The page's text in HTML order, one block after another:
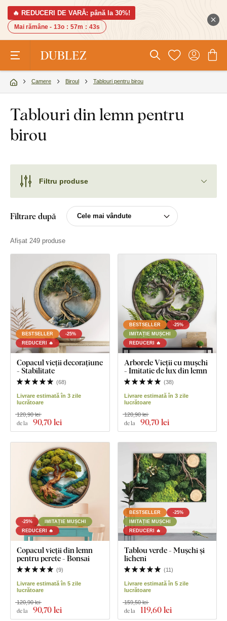
🔥 REDUCERI DE VARĂ: până la 30%!
Mai rămâne - 13o : 57m : 43s
Camere Biroul Tablouri pentru birou
Tablouri din lemn pentru
birou
Filtru produse
Filtrare după
Afișat 249 produse
BESTSELLER
-25%
REDUCERI 🔥
Copacul vieții decorațiune
- Stabilitate
(68)
Livrare estimată în 3 zile
lucrătoare
de la 90,70 lei
120,90 lei
BESTSELLER
-25%
IMITAȚIE MUȘCHI
REDUCERI 🔥
Arborele Vieții cu mușchi
- Imitatie de lux din lemn
(38)
Livrare estimată în 3 zile
lucrătoare
de la 90,70 lei
120,90 lei
-25%
IMITAȚIE MUȘCHI
REDUCERI 🔥
Copacul vieții din lemn
pentru perete - Bonsai
(9)
Livrare estimată în 5 zile
lucrătoare
de la 90,70 lei
120,90 lei
BESTSELLER
-25%
IMITAȚIE MUȘCHI
REDUCERI 🔥
Tablou verde - Mușchi și
licheni
(11)
Livrare estimată în 5 zile
lucrătoare
de la 119,60 lei
159,50 lei